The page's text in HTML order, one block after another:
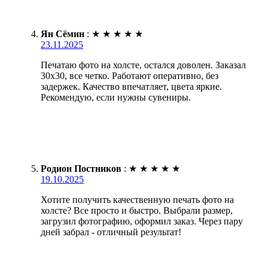
Ян Сёмин : ★ ★ ★ ★ ★
23.11.2025
Печатаю фото на холсте, остался доволен. Заказал
30х30, все четко. Работают оперативно, без
задержек. Качество впечатляет, цвета яркие.
Рекомендую, если нужны сувениры.
Родион Постников : ★ ★ ★ ★ ★
19.10.2025
Хотите получить качественную печать фото на
холсте? Все просто и быстро. Выбрали размер,
загрузил фотографию, оформил заказ. Через пару
дней забрал - отличный результат!